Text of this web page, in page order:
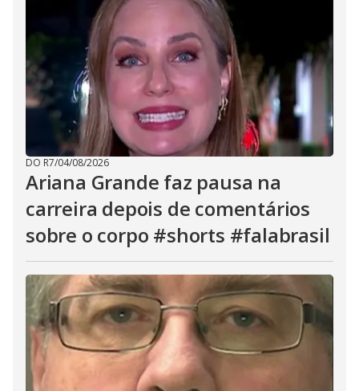
DO R7/04/08/2026
Ariana Grande faz pausa na
carreira depois de comentários
sobre o corpo #shorts #falabrasil